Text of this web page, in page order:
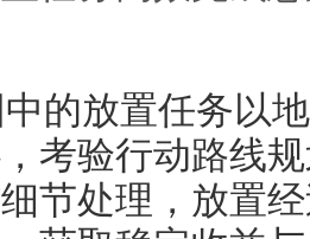
的放置任务以
考验行动路线
节处理，放置